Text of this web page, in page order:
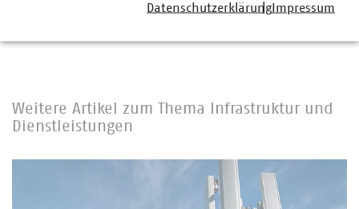
Weitere Artikel zum Thema Infrastruktur und
Dienstleistungen
DatenschutzerklärungImpressum